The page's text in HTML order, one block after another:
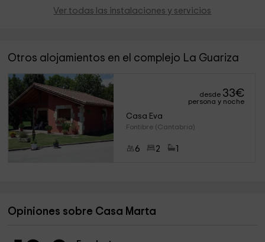
Ver todas las instalaciones y servicios
Otros alojamientos en el complejo La Guariza
desde 33€
persona y noche
Casa Eva
Fontibre (Cantabria)
6 2
Opiniones sobre Casa Marta